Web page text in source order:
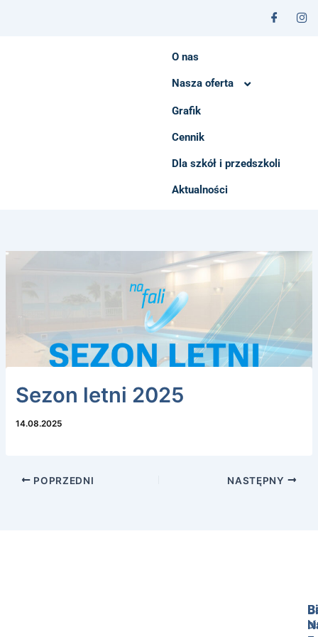
O nas
Nasza oferta
Grafik
Cennik
Dla szkół i przedszkoli
Aktualności
Sezon letni 2025
14.08.2025
POPRZEDNI NASTĘPNY